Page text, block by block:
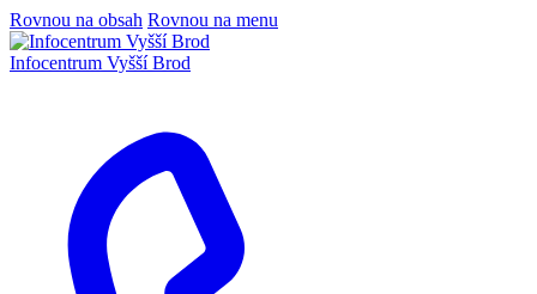
Rovnou na obsah Rovnou na menu
Infocentrum Vyšší Brod